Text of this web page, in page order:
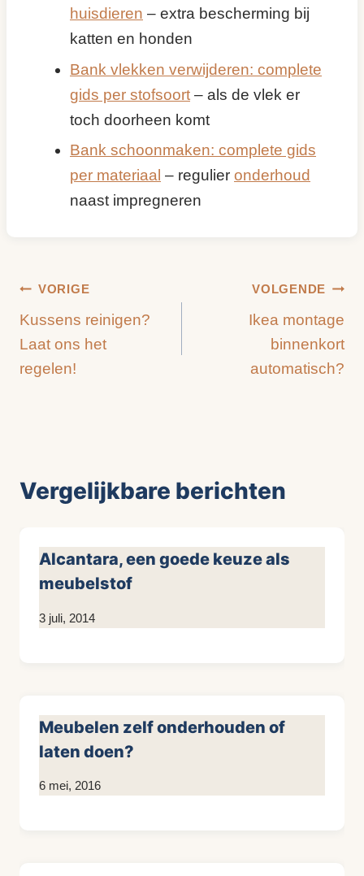
huisdieren – extra bescherming bij
katten en honden
Bank vlekken verwijderen: complete
gids per stofsoort – als de vlek er
toch doorheen komt
Bank schoonmaken: complete gids
per materiaal – regulier onderhoud
naast impregneren
Bericht
navigatie
VORIGE
Kussens reinigen?
Laat ons het
regelen!
VOLGENDE
Ikea montage
binnenkort
automatisch?
Vergelijkbare berichten
Alcantara, een goede keuze als
meubelstof
Door
3 juli, 2014
Meubelen zelf onderhouden of
laten doen?
Door
6 mei, 2016